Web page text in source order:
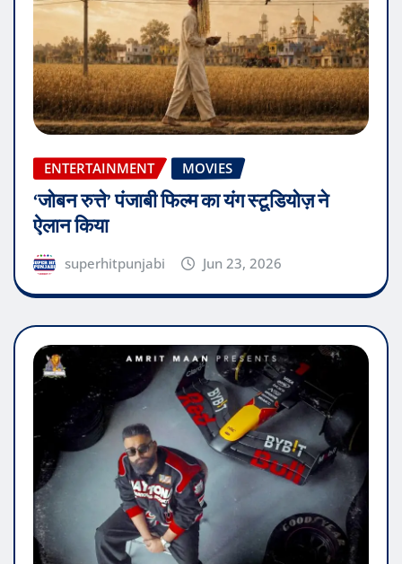
ENTERTAINMENT MOVIES
‘जोबन रुत्ते’ पंजाबी फिल्म का यंग स्टूडियोज़ ने
ऐलान किया
superhitpunjabi Jun 23, 2026